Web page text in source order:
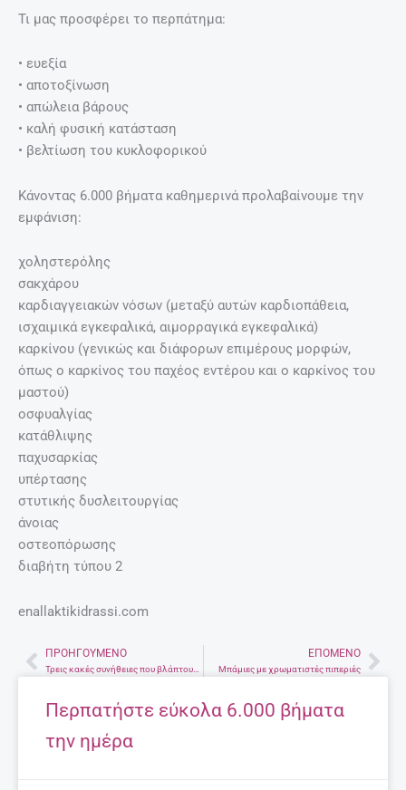
Τι μας προσφέρει το περπάτημα:
• ευεξία
• αποτοξίνωση
• απώλεια βάρους
• καλή φυσική κατάσταση
• βελτίωση του κυκλοφορικού
Κάνοντας 6.000 βήματα καθημερινά προλαβαίνουμε την
εμφάνιση:
χοληστερόλης
σακχάρου
καρδιαγγειακών νόσων (μεταξύ αυτών καρδιοπάθεια,
ισχαιμικά εγκεφαλικά, αιμορραγικά εγκεφαλικά)
καρκίνου (γενικώς και διάφορων επιμέρους μορφών,
όπως ο καρκίνος του παχέος εντέρου και ο καρκίνος του
μαστού)
οσφυαλγίας
κατάθλιψης
παχυσαρκίας
υπέρτασης
στυτικής δυσλειτουργίας
άνοιας
οστεοπόρωσης
διαβήτη τύπου 2
enallaktikidrassi.com
PrevΠΡΟΗΓΟΎΜΕΝΟ ΕΠΌΜΕΝΟ
Μπάμιες με χρωματιστές πιπεριές
Περπατήστε εύκολα 6.000 βήματα
την ημέρα